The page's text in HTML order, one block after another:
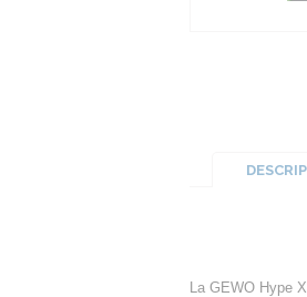
La GEWO Hype